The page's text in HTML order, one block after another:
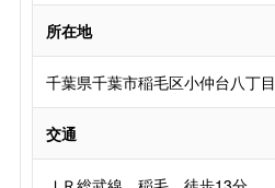
所在地
千葉県千葉市稲毛区小仲台八丁目
交通